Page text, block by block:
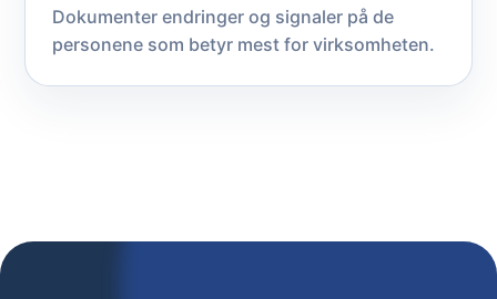
Dokumenter endringer og signaler på de
personene som betyr mest for virksomheten.